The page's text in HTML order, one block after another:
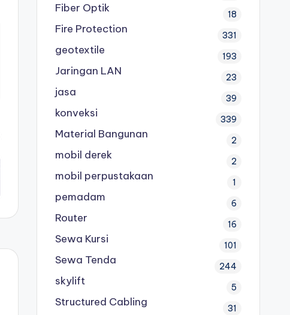
Fiber Optik 18
Fire Protection 331
geotextile 193
Jaringan LAN 23
jasa 39
konveksi 339
Material Bangunan 2
mobil derek 2
mobil perpustakaan 1
pemadam 6
Router 16
Sewa Kursi 101
Sewa Tenda 244
skylift 5
Structured Cabling 31